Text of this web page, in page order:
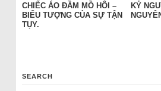
CHIẾC ÁO ĐẦM MỒ HÔI –
BIỂU TƯỢNG CỦA SỰ TẬN
TỤY.
KỶ
SEARCH